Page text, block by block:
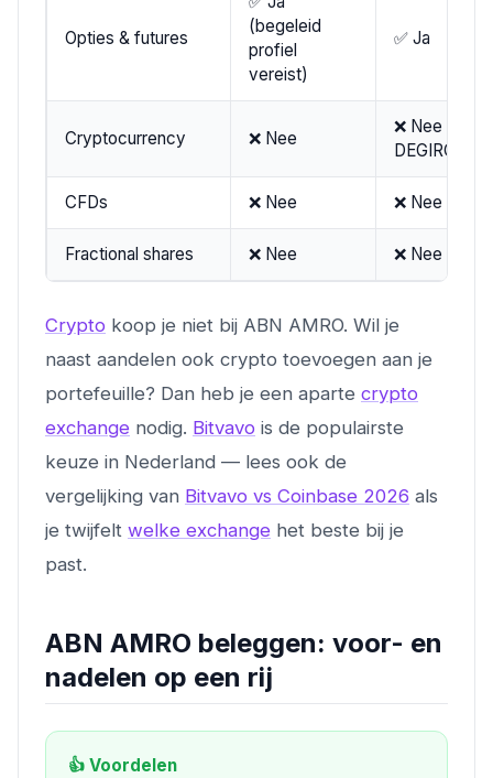
Opties & futures
(begeleid
profiel
vereist)
✅ Ja
Cryptocurrency ❌ Nee
❌ Nee (via
DEGIRO)
CFDs ❌ Nee ❌ Nee
Fractional shares ❌ Nee ❌ Nee
Crypto koop je niet bij ABN AMRO. Wil je
naast aandelen ook crypto toevoegen aan je
portefeuille? Dan heb je een aparte crypto
exchange nodig. Bitvavo is de populairste
keuze in Nederland — lees ook de
vergelijking van Bitvavo vs Coinbase 2026 als
je twijfelt welke exchange het beste bij je
past.
ABN AMRO beleggen: voor- en
nadelen op een rij
👍 Voordelen